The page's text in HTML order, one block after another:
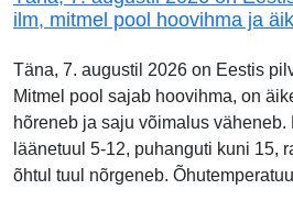
ilm, mitmel pool hoovihma ja
Täna, 7. augustil 2026 on Eestis
Mitmel pool sajab hoovihma, on
hõreneb ja saju võimalus väheneb.
läänetuul 5-12, puhanguti kuni 15,
õhtul tuul nõrgeneb.